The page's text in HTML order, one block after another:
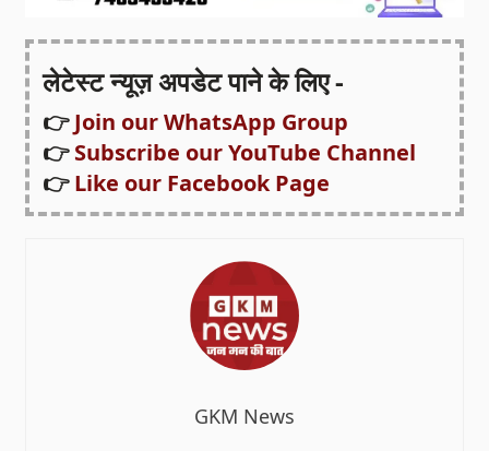
लेटेस्ट न्यूज़ अपडेट पाने के लिए -
👉Join our WhatsApp Group
👉Subscribe our YouTube Channel
👉Like our Facebook Page
GKM News